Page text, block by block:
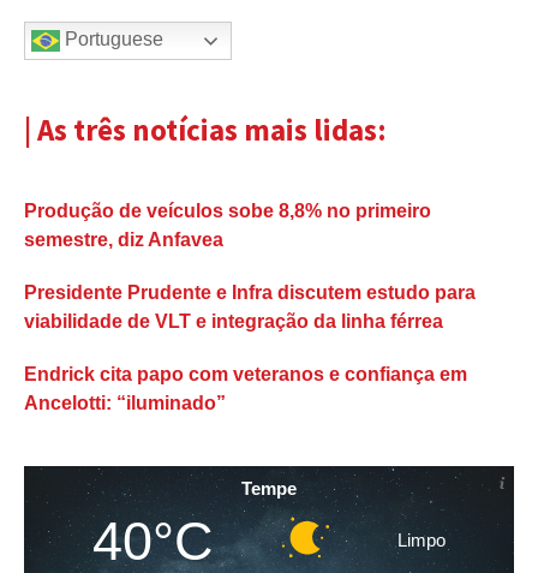
Portuguese
| As três notícias mais lidas:
Produção de veículos sobe 8,8% no primeiro
semestre, diz Anfavea
Presidente Prudente e Infra discutem estudo para
viabilidade de VLT e integração da linha férrea
Endrick cita papo com veteranos e confiança em
Ancelotti: “iluminado”
Tempe
40°C Limpo